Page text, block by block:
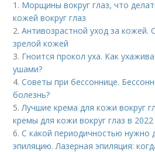
1. Морщины вокруг глаз, что
кожей вокруг глаз
2.Антивозрастной уход за кожей.
зрелой кожей
3. Гноится прокол уха. Как
ушами?
4.Советы при бессоннице.
болезнь?
5.Лучшие крема для кожи вокруг
кремы для кожи вокруг глаз в 2022
6.С какой периодичностью нужно
эпиляцию. Лазерная эпиляция: